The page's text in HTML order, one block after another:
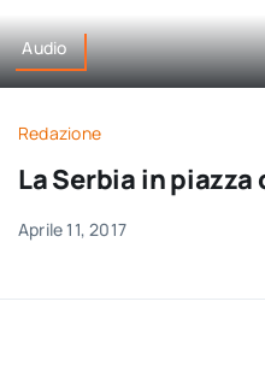
Audio
Redazione
La Serbia in
Aprile 11, 2017